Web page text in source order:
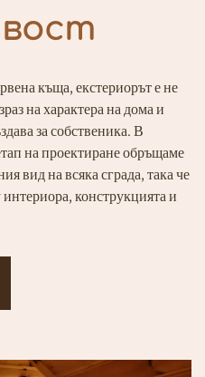
къща, екстериорът е не
на характера на дома и
за собственика. В
на проектиране обръщаме
вид на всяка сграда, така че
конструкцията и